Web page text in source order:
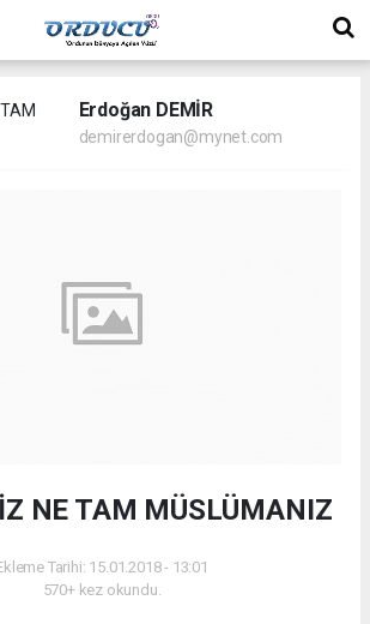
Erdoğan DEMİR
demirerdogan@mynet.com
NE TAM MÜSLÜMANIZ
Tarihi: 15.01.2018 - 13:01
570+ kez okundu.